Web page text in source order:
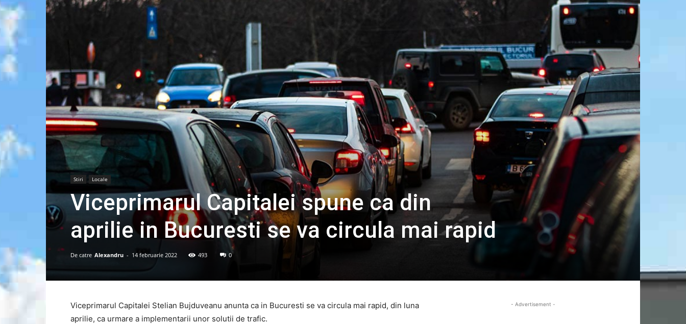
Stiri Locale
Viceprimarul Capitalei spune ca din
aprilie in Bucuresti se va circula mai rapid
De catre Alexandru - 14 februarie 2022 493 0
Viceprimarul Capitalei Stelian Bujduveanu anunta ca in Bucuresti se va circula mai rapid, din luna
aprilie, ca urmare a implementarii unor solutii de trafic.
- Advertisement -